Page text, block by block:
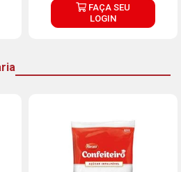
FAÇA SEU
LOGIN